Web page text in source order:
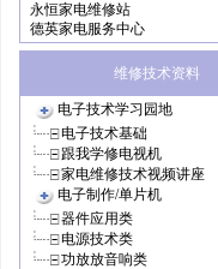
永恒家电维修站
德英家电服务中心
维修技术资料
电子技术学习园地
电子技术基础
跟我学修电视机
家电维修技术视频讲座
电子制作/单片机
器件应用类
电源技术类
功放放音响类